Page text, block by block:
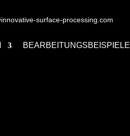
surface-processing.com
BEARBEITUNGSBEISPIELE